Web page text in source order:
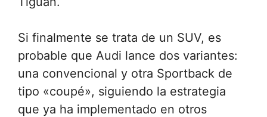
Si finalmente se trata de un SUV, es
probable que Audi lance dos variantes:
una convencional y otra Sportback de
tipo «coupé», siguiendo la estrategia
que ya ha implementado en otros